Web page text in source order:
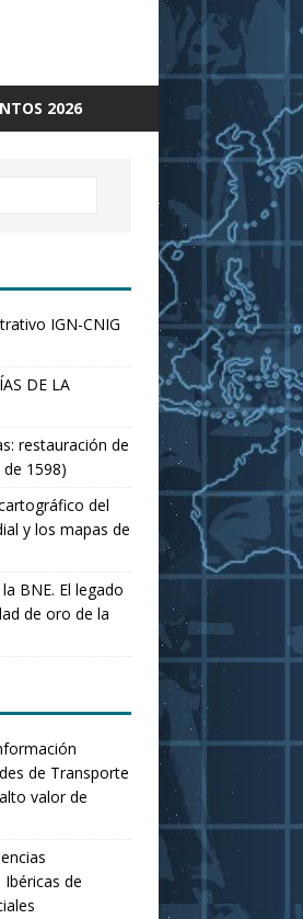
2026
IGN-CNIG
DE LA
restauración de
1598)
del
y los mapas de
BNE. El legado
de oro de la
de Transporte
valor de
Ibéricas de